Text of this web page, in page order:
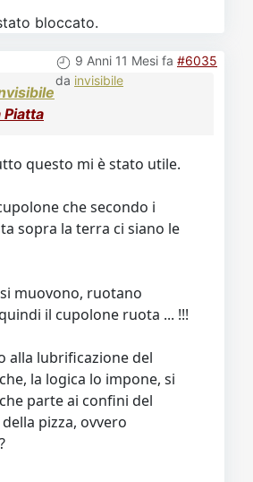
bloccato.
9 Anni 11 Mesi fa #6035
da invisibile
Piatta
questo mi è stato utile.
che secondo i
sopra la terra ci siano le
muovono, ruotano
il cupolone ruota ... !!!
alla lubrificazione del
la logica lo impone, si
parte ai confini del
pizza, ovvero